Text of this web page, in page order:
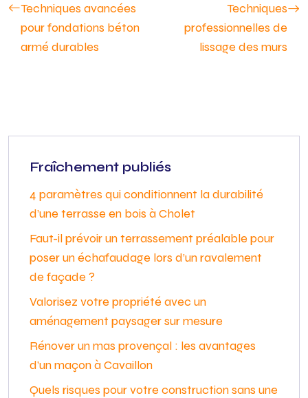
Techniques avancées
pour fondations béton
armé durables
Techniques
professionnelles de
lissage des murs
Fraîchement publiés
4 paramètres qui conditionnent la durabilité
d’une terrasse en bois à Cholet
Faut-il prévoir un terrassement préalable pour
poser un échafaudage lors d’un ravalement
de façade ?
Valorisez votre propriété avec un
aménagement paysager sur mesure
Rénover un mas provençal : les avantages
d’un maçon à Cavaillon
Quels risques pour votre construction sans une